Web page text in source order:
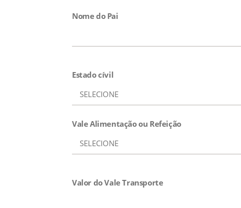
Nome do Pai
Estado cívil
Vale Alimentação ou Refeição
Valor do Vale Transporte